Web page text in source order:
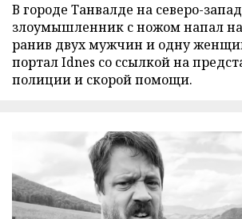
В городе Танвалде на северо-
злоумышленник с ножом напал
ранив двух мужчин и одну
портал Idnes со ссылкой на
полиции и скорой помощи.